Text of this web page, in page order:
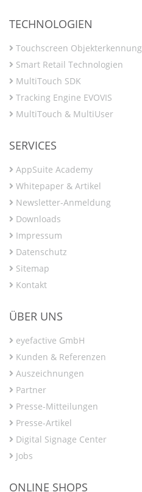
TECHNOLOGIEN
Touchscreen Objekterkennung
Smart Retail Technologien
MultiTouch SDK
Tracking Engine EVOVIS
MultiTouch & MultiUser
SERVICES
AppSuite Academy
Whitepaper & Artikel
Newsletter-Anmeldung
Downloads
Impressum
Datenschutz
Sitemap
Kontakt
ÜBER UNS
eyefactive GmbH
Kunden & Referenzen
Auszeichnungen
Partner
Presse-Mitteilungen
Presse-Artikel
Digital Signage Center
Jobs
ONLINE SHOPS